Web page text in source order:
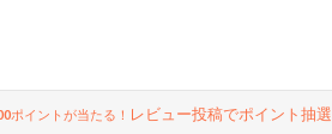
ポイントが当たる！ レビュー投稿でポイント抽選